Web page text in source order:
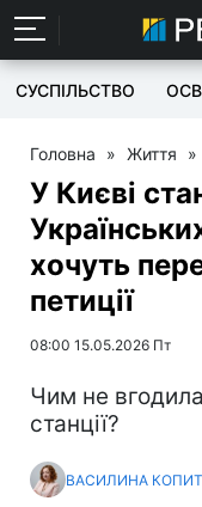
СУСПІЛЬСТВО
Головна » Життя »
У Києві
хочуть
петиції
08:00 15.05.2026 Пт
Чим не
станції?
ВАСИЛИНА